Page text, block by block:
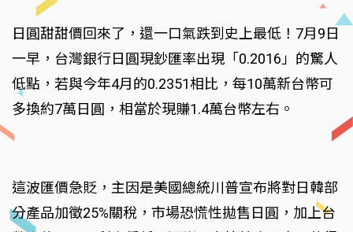
日圓甜甜價回來了，還一口氣跌到史上最低！7月9日
一早，台灣銀行日圓現鈔匯率出現「0.2016」的驚人
低點，若與今年4月的0.2351相比，每10萬新台幣可
多換約7萬日圓，相當於現賺1.4萬台幣左右。
這波匯價急貶，主因是美國總統川普宣布將對日韓部
分產品加徵25%關稅，市場恐慌性拋售日圓，加上台